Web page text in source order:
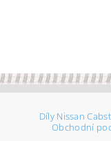
Díly Nissan
Obchodní